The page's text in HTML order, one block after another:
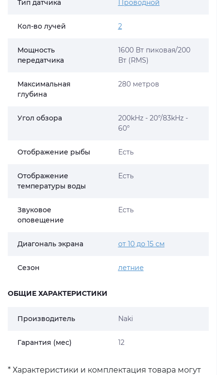
Тип датчика Проводной
Кол-во лучей 2
Мощность
передатчика
1600 Вт пиковая/200
Вт (RMS)
Максимальная
глубина
280 метров
Угол обзора
200kHz - 20°/83kHz -
60°
Отображение рыбы Есть
Отображение
температуры воды
Есть
Звуковое
оповещение
Есть
Диагональ экрана от 10 до 15 см
Сезон летние
ОБЩИЕ ХАРАКТЕРИСТИКИ
Производитель Naki
Гарантия (мес) 12
* Характеристики и комплектация товара могут